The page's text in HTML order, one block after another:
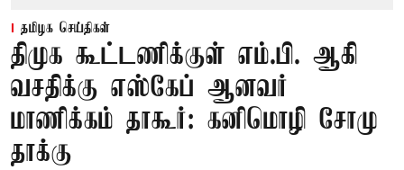
தமிழக செய்திகள்
திமுக கூட்டணிக்குள் எம்.பி. ஆகி
வசதிக்கு எஸ்கேப் ஆனவர்
மாணிக்கம் தாகூர்: கனிமொழி சோமு
தாக்கு